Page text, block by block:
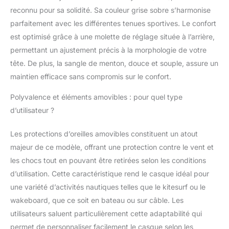
grâce à la jugulaire
réglable et au système
de réglage à molette à
SÉCURITÉ : coque ABS
résistante aux chocs,
doublure EVA
à séchage rapide pour
choc, certifié CE EN
tête) : XS (52-54 cm), S
(54-56 cm), M (56-58
cm), L (58-60 cm), XL
(60-62 cm), poids du
reconnu pour sa solidité. Sa couleur grise sobre s’harmonise
parfaitement avec les différentes tenues sportives. Le confort
est optimisé grâce à une molette de réglage située à l’arrière,
permettant un ajustement précis à la morphologie de votre
tête. De plus, la sangle de menton, douce et souple, assure un
maintien efficace sans compromis sur le confort.
Polyvalence et éléments amovibles : pour quel type
d’utilisateur ?
Les protections d’oreilles amovibles constituent un atout
majeur de ce modèle, offrant une protection contre le vent et
les chocs tout en pouvant être retirées selon les conditions
d’utilisation. Cette caractéristique rend le casque idéal pour
une variété d’activités nautiques telles que le kitesurf ou le
wakeboard, que ce soit en bateau ou sur câble. Les
utilisateurs saluent particulièrement cette adaptabilité qui
permet de personnaliser facilement le casque selon les